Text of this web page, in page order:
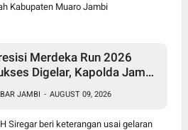
Kabupaten Muaro Jambi
Merdeka Run 2026
Digelar, Kapolda Jambi
JAMBI - AUGUST 09, 2026
Siregar beri keterangan usai gelaran